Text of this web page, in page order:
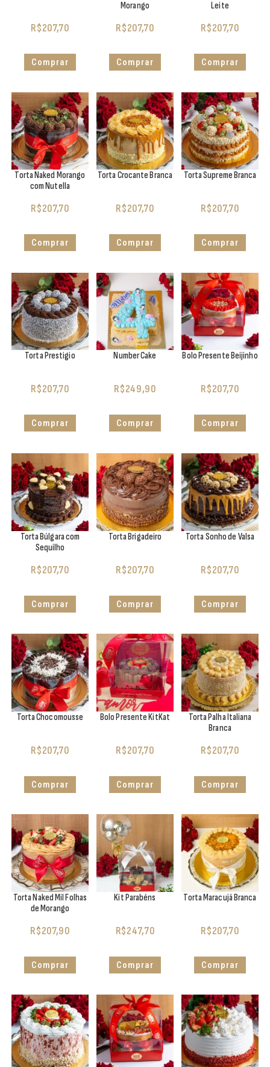
R$207,70
Comprar
Morango
R$207,70
Comprar
Leite
R$207,70
Comprar
Torta Naked Morango
com Nutella
R$207,70
Comprar
Torta Crocante Branca
R$207,70
Comprar
Torta Supreme Branca
R$207,70
Comprar
Torta Prestigio
R$207,70
Comprar
Number Cake
R$249,90
Comprar
Bolo Presente Beijinho
R$207,70
Comprar
Torta Búlgara com
Sequilho
R$207,70
Comprar
Torta Brigadeiro
R$207,70
Comprar
Torta Sonho de Valsa
R$207,70
Comprar
Torta Chocomousse
R$207,70
Comprar
Bolo Presente KitKat
R$207,70
Comprar
Torta Palha Italiana
Branca
R$207,70
Comprar
Torta Naked Mil Folhas
de Morango
R$207,90
Comprar
Kit Parabéns
R$247,70
Comprar
Torta Maracujá Branca
R$207,70
Comprar